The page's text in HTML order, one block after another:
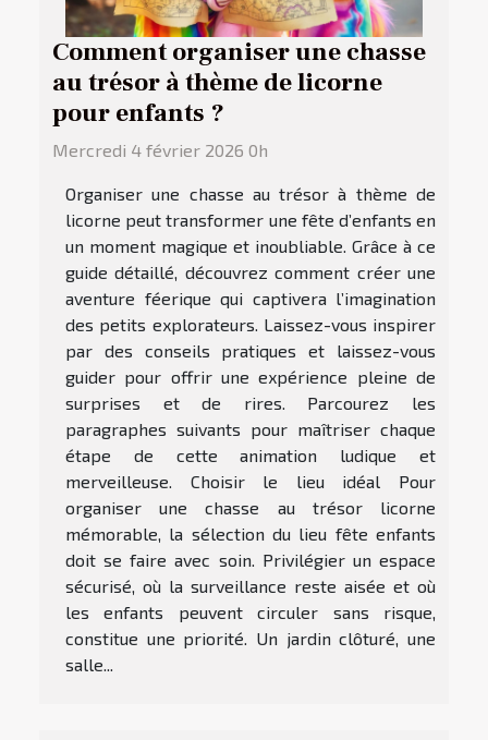
Comment organiser une chasse
au trésor à thème de licorne
pour enfants ?
Mercredi 4 février 2026 0h
Organiser une chasse au trésor à thème de
licorne peut transformer une fête d’enfants en
un moment magique et inoubliable. Grâce à ce
guide détaillé, découvrez comment créer une
aventure féerique qui captivera l’imagination
des petits explorateurs. Laissez-vous inspirer
par des conseils pratiques et laissez-vous
guider pour offrir une expérience pleine de
surprises et de rires. Parcourez les
paragraphes suivants pour maîtriser chaque
étape de cette animation ludique et
merveilleuse. Choisir le lieu idéal Pour
organiser une chasse au trésor licorne
mémorable, la sélection du lieu fête enfants
doit se faire avec soin. Privilégier un espace
sécurisé, où la surveillance reste aisée et où
les enfants peuvent circuler sans risque,
constitue une priorité. Un jardin clôturé, une
salle...